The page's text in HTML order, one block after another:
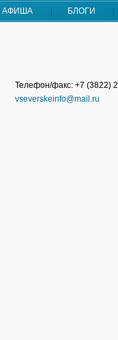
АФИША БЛОГИ
Телефон/факс: +7 (3822)
vseverskeinfo@mail.ru